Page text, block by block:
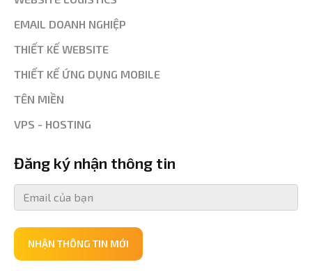
EMAIL DOANH NGHIỆP
THIẾT KẾ WEBSITE
THIẾT KẾ ỨNG DỤNG MOBILE
TÊN MIỀN
VPS - HOSTING
Đăng ký nhận thông tin
NHẬN THÔNG TIN MỚI